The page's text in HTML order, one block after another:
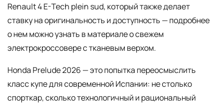
Renault 4 E-Tech plein sud, который также делает
ставку на оригинальность и доступность — подробнее
о нем можно узнать в материале о свежем
электрокроссовере с тканевым верхом.
Honda Prelude 2026 — это попытка переосмыслить
класс купе для современной Испании: не столько
спорткар, сколько технологичный и рациональный